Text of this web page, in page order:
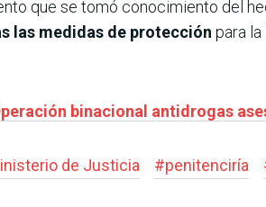
que se tomó conocimiento del
las medidas de protección para
binacional antidrogas
de Justicia #penitenciría